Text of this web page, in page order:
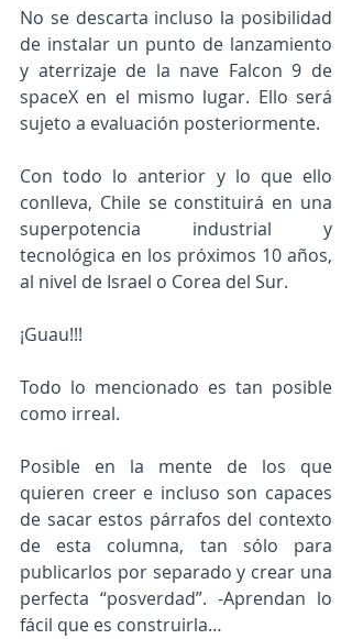
No se descarta incluso la posibilidad
de instalar un punto de lanzamiento
y aterrizaje de la nave Falcon 9 de
spaceX en el mismo lugar. Ello será
sujeto a evaluación posteriormente.
Con todo lo anterior y lo que ello
conlleva, Chile se constituirá en una
superpotencia industrial y
tecnológica en los próximos 10 años,
al nivel de Israel o Corea del Sur.
¡Guau!!!
Todo lo mencionado es tan posible
como irreal.
Posible en la mente de los que
quieren creer e incluso son capaces
de sacar estos párrafos del contexto
de esta columna, tan sólo para
publicarlos por separado y crear una
perfecta “posverdad”. -Aprendan lo
fácil que es construirla…